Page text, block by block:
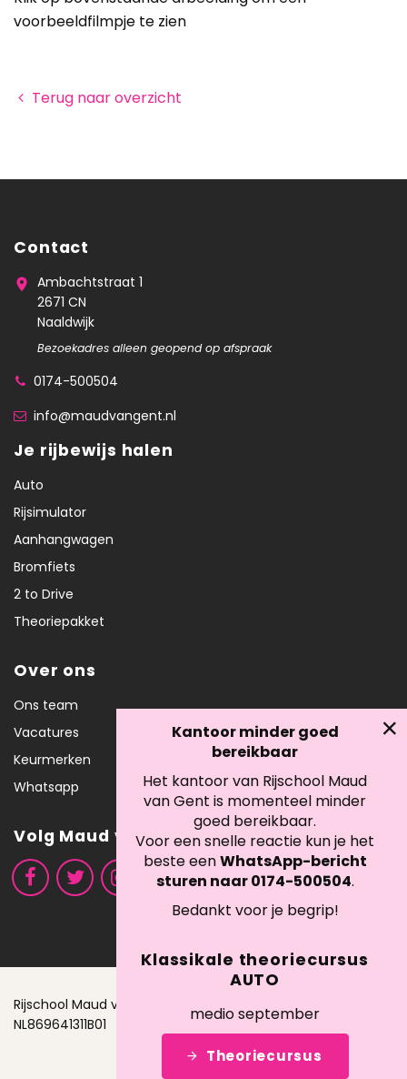
voorbeeldfilmpje te zien
Terug naar overzicht
Contact
Ambachtstraat 1
2671 CN
Naaldwijk
Bezoekadres alleen geopend op afspraak
0174-500504
info@maudvangent.nl
Je rijbewijs halen
Auto
Rijsimulator
Aanhangwagen
Bromfiets
2 to Drive
Theoriepakket
Over ons
Ons team
Vacatures
Keurmerken
Whatsapp
Volg Maud van Gent
Rijschool Maud van Gent B.V. - KVK: 42085520 - BTW:
NL869641311B01
Kantoor minder goed
bereikbaar
Het kantoor van Rijschool Maud
van Gent is momenteel minder
goed bereikbaar.
Voor een snelle reactie kun je het
beste eenWhatsApp-bericht
sturen naar 0174-500504.
Bedankt voor je begrip!
Klassikale theoriecursus
AUTO
medio september
Theoriecursus